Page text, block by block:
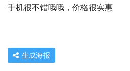
手机很不错哦哦，价格很实惠
生成海报